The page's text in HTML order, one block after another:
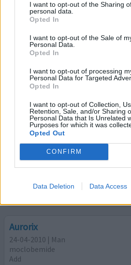
I want to opt-out of the Sharing
personal data.
Opted In
I want to opt-out of the Sale of
Personal Data.
Opted In
I want to opt-out of processing
Personal Data for Targeted
Opted In
I want to opt-out of Collection,
Retention, Sale, and/or Sharing
Personal Data that Is Unrelated
Purposes for which it was
Opted Out
CONFIRM
Data Deletion Data Access
Aurorix
10-11-2010 | Man
Depressie
Effectiviteit
Hoeveelheid bijwerkingen
Gebruik het middel nu 6 weken,
depressies en angstaanvallen
stemming is nog niet stabiel, ben
geprikkeld en kan dus vaak niet
ik met Setraline niet had. Het
andere AD(met in mindere mate
medicijn GEEN libido killer is.Iets
mens[lees meer...]
geef mening
Aurorix
24-04-2010 | Man
moclobemide
Add